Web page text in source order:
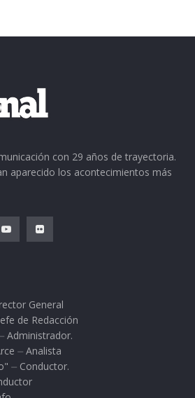
con 29 años de trayectoria.
aparecido los acontecimientos más
General
de Redacción
Administrador.
⏤ Analista
⏤ Conductor.